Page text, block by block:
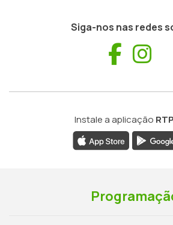
Siga-nos nas redes
Instale a aplicação